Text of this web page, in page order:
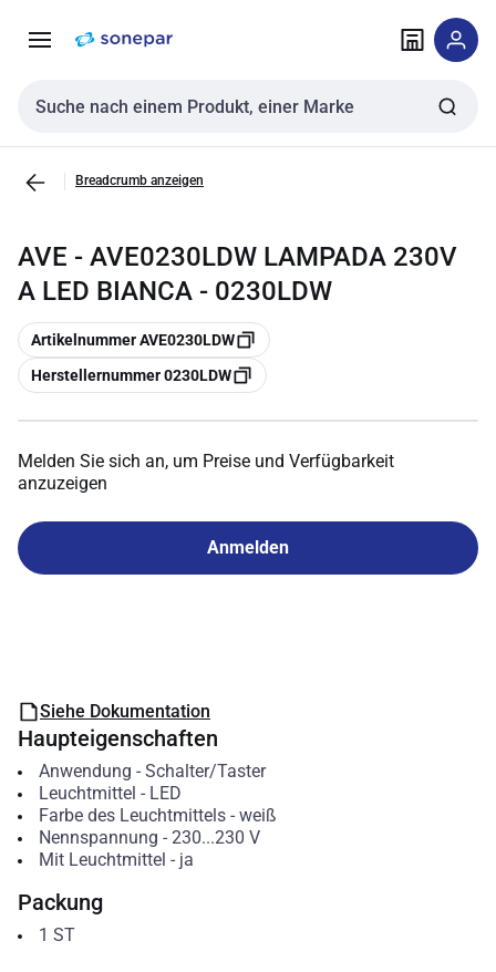
NavigationInhalt
Sucheingabe
Breadcrumb anzeigen
AVE - AVE0230LDW LAMPADA 230V
A LED BIANCA - 0230LDW
Kopieren
Artikelnummer AVE0230LDW
Kopieren
Herstellernummer 0230LDW
Melden Sie sich an, um Preise und Verfügbarkeit
anzuzeigen
Anmelden
Siehe Dokumentation
Haupteigenschaften
Anwendung - Schalter/Taster
Leuchtmittel - LED
Farbe des Leuchtmittels- weiß
Nennspannung - 230...230 V
Mit Leuchtmittel - ja
Packung
1 ST